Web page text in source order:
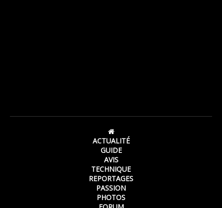
ACTUALITÉ
GUIDE
AVIS
TECHNIQUE
REPORTAGES
PASSION
PHOTOS